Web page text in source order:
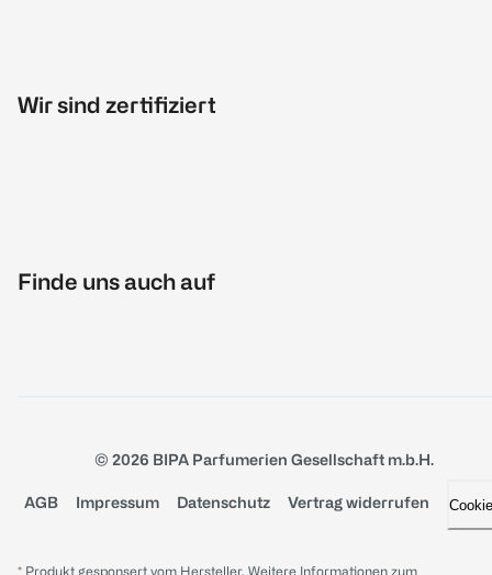
Wir sind zertifiziert
Finde uns auch auf
© 2026 BIPA Parfumerien Gesellschaft m.b.H.
AGB Impressum Datenschutz Vertrag widerrufen
* Produkt gesponsert vom Hersteller. Weitere Informationen zum